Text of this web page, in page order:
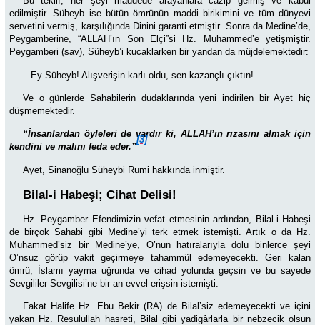
edilmiştir. Süheyb ise bütün ömrünün maddi birikimini ve tüm dünyevi
servetini vermiş, karşılığında Dinini garanti etmiştir. Sonra da Medine’de,
Peygamberine, “ALLAH’ın Son Elçi”si Hz. Muhammed’e yetişmiştir.
Peygamberi (sav), Süheyb’i kucaklarken bir yandan da müjdelemektedir:
– Ey Süheyb! Alışverişin karlı oldu, sen kazançlı çıktın!..
Ve o günlerde Sahabilerin dudaklarında yeni indirilen bir Ayet hiç
düşmemektedir.
“İnsanlardan öyleleri de vardır ki, ALLAH’ın rızasını almak için
kendini ve malını feda eder.”
[3]
Ayet, Sinanoğlu Süheybi Rumi hakkında inmiştir.
Bilal-i Habeşi; Cihat Delisi!
Hz. Peygamber Efendimizin vefat etmesinin ardından, Bilal-i Habeşi
de birçok Sahabi gibi Medine’yi terk etmek istemişti. Artık o da Hz.
Muhammed’siz bir Medine’ye, O’nun hatıralarıyla dolu binlerce şeyi
O’nsuz görüp vakit geçirmeye tahammül edemeyecekti. Geri kalan
ömrü, İslamı yayma uğrunda ve cihad yolunda geçsin ve bu sayede
Sevgililer Sevgilisi’ne bir an evvel erişsin istemişti.
Fakat Halife Hz. Ebu Bekir (RA) de Bilal’siz edemeyecekti ve içini
yakan Hz. Resulullah hasreti, Bilal gibi yadigârlarla bir nebzecik olsun